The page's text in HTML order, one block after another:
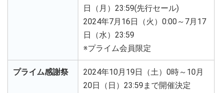
日（月）23:59(先行セール)
2024年7月16日（火）0:00～7月17
日（水）23:59
※プライム会員限定
プライム感謝祭
2024年10月19日（土）0時～10月
20日（日）23:59まで開催決定